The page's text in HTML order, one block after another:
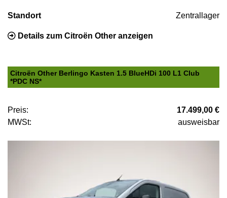
Standort Zentrallager
Details zum Citroën Other anzeigen
Citroën Other Berlingo Kasten 1.5 BlueHDi 100 L1 Club
*PDC NS*
Preis:
17.499,00 €
MWSt:
ausweisbar